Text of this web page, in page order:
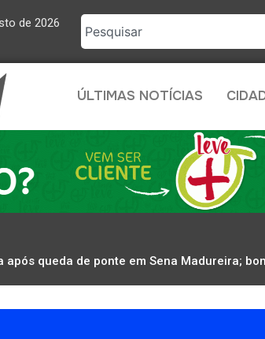
de 2026
ÚLTIMAS NOTÍCIAS
após queda de ponte em Sena Madureira;